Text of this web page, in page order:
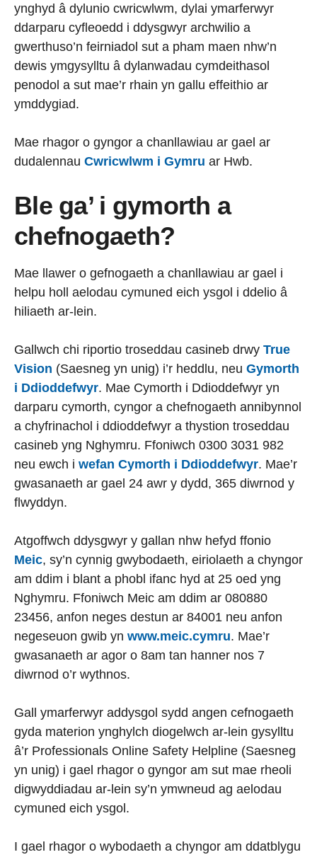
ynghyd â dylunio cwricwlwm, dylai ymarferwyr
ddarparu cyfleoedd i ddysgwyr archwilio a
gwerthuso’n feirniadol sut a pham maen nhw’n
dewis ymgysylltu â dylanwadau cymdeithasol
penodol a sut mae’r rhain yn gallu effeithio ar
ymddygiad.
Mae rhagor o gyngor a chanllawiau ar gael ar
dudalennau Cwricwlwm i Gymru ar Hwb.
Ble ga’ i gymorth a
chefnogaeth?
Mae llawer o gefnogaeth a chanllawiau ar gael i
helpu holl aelodau cymuned eich ysgol i ddelio â
hiliaeth ar-lein.
Gallwch chi riportio troseddau casineb drwy True
Vision (Saesneg yn unig) i’r heddlu, neu Gymorth
i Ddioddefwyr. Mae Cymorth i Ddioddefwyr yn
darparu cymorth, cyngor a chefnogaeth annibynnol
a chyfrinachol i ddioddefwyr a thystion troseddau
casineb yng Nghymru. Ffoniwch 0300 3031 982
neu ewch i wefan Cymorth i Ddioddefwyr. Mae’r
gwasanaeth ar gael 24 awr y dydd, 365 diwrnod y
flwyddyn.
Atgoffwch ddysgwyr y gallan nhw hefyd ffonio
Meic, sy’n cynnig gwybodaeth, eiriolaeth a chyngor
am ddim i blant a phobl ifanc hyd at 25 oed yng
Nghymru. Ffoniwch Meic am ddim ar 080880
23456, anfon neges destun ar 84001 neu anfon
negeseuon gwib yn www.meic.cymru. Mae’r
gwasanaeth ar agor o 8am tan hanner nos 7
diwrnod o’r wythnos.
Gall ymarferwyr addysgol sydd angen cefnogaeth
gyda materion ynghylch diogelwch ar-lein gysylltu
â’r Professionals Online Safety Helpline (Saesneg
yn unig) i gael rhagor o gyngor am sut mae rheoli
digwyddiadau ar-lein sy’n ymwneud ag aelodau
cymuned eich ysgol.
I gael rhagor o wybodaeth a chyngor am ddatblygu